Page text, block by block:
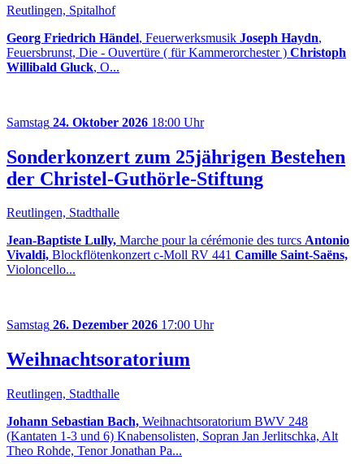
Reutlingen, Spitalhof
Georg Friedrich Händel, Feuerwerksmusik Joseph Haydn,
Feuersbrunst, Die - Ouvertüre ( für Kammerorchester ) Christoph
Willibald Gluck, O...
Samstag 24. Oktober 2026 18:00 Uhr
Sonderkonzert zum 25jährigen Bestehen
der Christel-Guthörle-Stiftung
Reutlingen, Stadthalle
Jean-Baptiste Lully, Marche pour la cérémonie des turcs Antonio
Vivaldi, Blockflötenkonzert c-Moll RV 441 Camille Saint-Saëns,
Violoncello...
Samstag 26. Dezember 2026 17:00 Uhr
Weihnachtsoratorium
Reutlingen, Stadthalle
Johann Sebastian Bach, Weihnachtsoratorium BWV 248
(Kantaten 1-3 und 6) Knabensolisten, Sopran Jan Jerlitschka, Alt
Theo Rohde, Tenor Jonathan Pa...